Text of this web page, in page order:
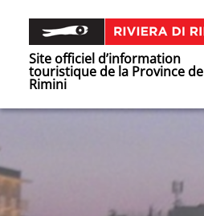
Site officiel d’information
touristique de la Province de
Rimini